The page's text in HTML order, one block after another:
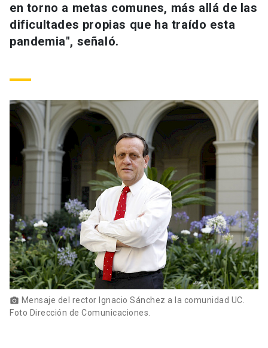
Académicos
Personal
Alumni
Padres y familia
Vecinos launch
Admisión launch
Mi Cuenta UC launch
Medios Biblioteca launch
Donaciones
en torno a metas comunes, más allá de las
dificultades propias que ha traído esta
pandemia", señaló.
photo_camera Mensaje del rector Ignacio Sánchez a la comunidad UC.
Foto Dirección de Comunicaciones.